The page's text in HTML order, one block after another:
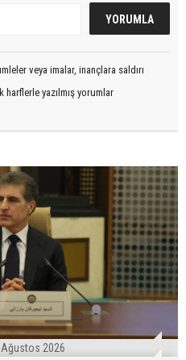
veya imalar, inançlara saldırı
yazılmış yorumlar
2026